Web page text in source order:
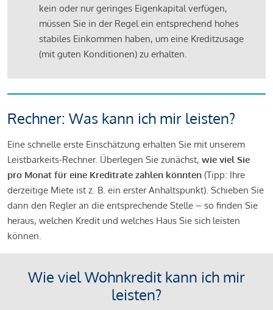
kein oder nur geringes Eigenkapital verfügen,
müssen Sie in der Regel ein entsprechend hohes
stabiles Einkommen haben, um eine Kreditzusage
(mit guten Konditionen) zu erhalten.
Rechner: Was kann ich mir leisten?
Eine schnelle erste Einschätzung erhalten Sie mit unserem
Leistbarkeits-Rechner. Überlegen Sie zunächst, wie viel Sie
pro Monat für eine Kreditrate zahlen könnten (Tipp: Ihre
derzeitige Miete ist z. B. ein erster Anhaltspunkt). Schieben Sie
dann den Regler an die entsprechende Stelle – so finden Sie
heraus, welchen Kredit und welches Haus Sie sich leisten
können.
Wie viel Wohnkredit kann ich mir
leisten?